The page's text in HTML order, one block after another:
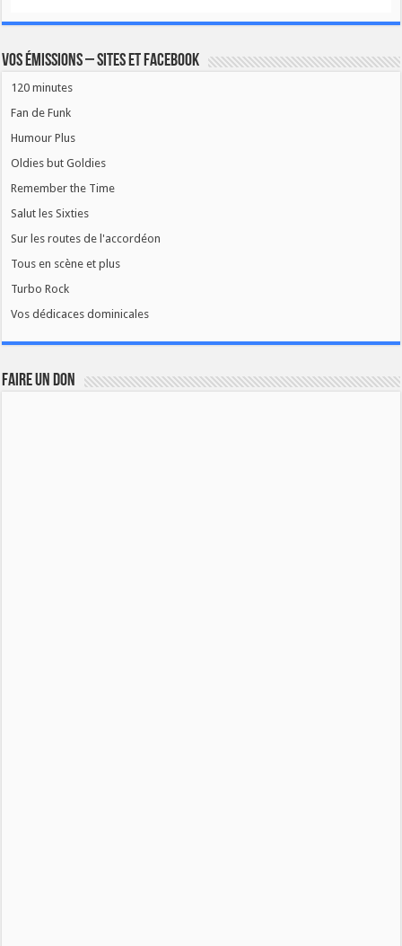
Vos émissions – Sites et Facebook
120 minutes
Fan de Funk
Humour Plus
Oldies but Goldies
Remember the Time
Salut les Sixties
Sur les routes de l'accordéon
Tous en scène et plus
Turbo Rock
Vos dédicaces dominicales
FAIRE UN DON